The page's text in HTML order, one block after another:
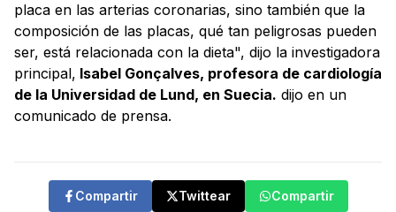
placa en las arterias coronarias, sino también que la
composición de las placas, qué tan peligrosas pueden
ser, está relacionada con la dieta", dijo la investigadora
principal, Isabel Gonçalves, profesora de cardiología
de la Universidad de Lund, en Suecia. dijo en un
comunicado de prensa.
Compartir Twittear Compartir